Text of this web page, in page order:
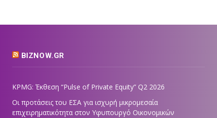
BIZNOW.GR
KPMG: Έκθεση “Pulse of Private Equity” Q2 2026
Οι προτάσεις του ΕΣΑ για ισχυρή μικρομεσαία
επιχειρηματικότητα στον Υφυπουργό Οικονομικών